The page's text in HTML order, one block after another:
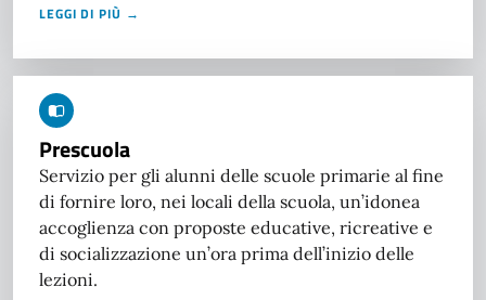
LEGGI DI PIÙ →
Prescuola
Servizio per gli alunni delle scuole primarie al fine
di fornire loro, nei locali della scuola, un’idonea
accoglienza con proposte educative, ricreative e
di socializzazione un’ora prima dell’inizio delle
lezioni.